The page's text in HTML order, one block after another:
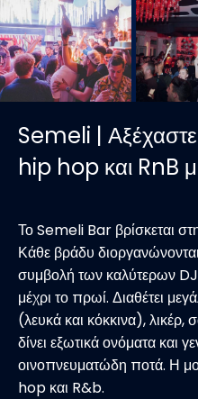
Semeli |
hip hop και RnB
Το Semeli Bar βρίσκεται
Κάθε βράδυ
συμβολή των καλύτερων DJ
μέχρι το πρωί. Διαθέτει
(λευκά και κόκκινα), λικέρ,
δίνει εξωτικά ονόματα και
οινοπνευματώδη ποτά. Η
hop και R&b.